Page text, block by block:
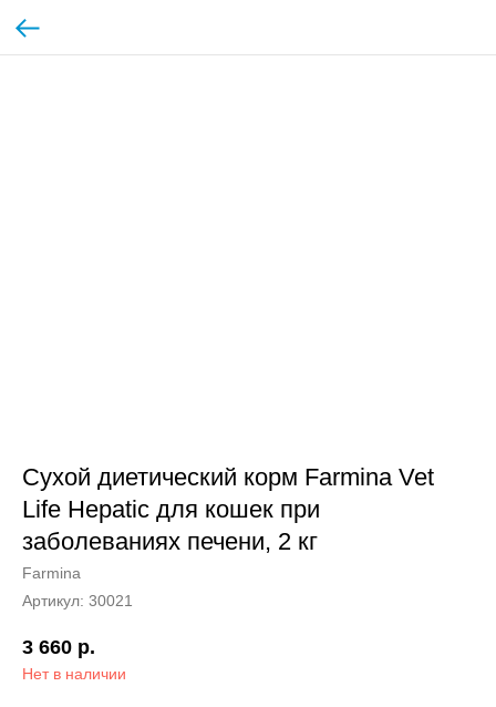
Сухой диетический корм Farmina Vet
Life Hepatic для кошек при
заболеваниях печени, 2 кг
Farmina
Артикул: 30021
3 660 р.
Нет в наличии